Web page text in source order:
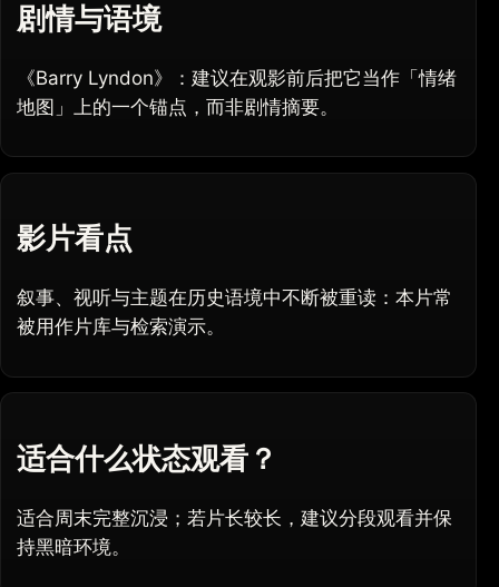
剧情与语境
《Barry Lyndon》：建议在观影前后把它当作「情绪
地图」上的一个锚点，而非剧情摘要。
影片看点
叙事、视听与主题在历史语境中不断被重读：本片常
被用作片库与检索演示。
适合什么状态观看？
适合周末完整沉浸；若片长较长，建议分段观看并保
持黑暗环境。